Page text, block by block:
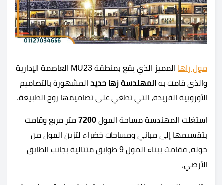
مول زاها
المميز الذي يقع بمنطقة MU23 العاصمة الإدارية
والذي قامت به المهندسة زها حديد المشهورة بالتصاميم
الأوروبية الفريدة، التي تطغي على تصاميمها روح الطبيعة.
استغلت المهندسة مساحة المول 7200 متر مربع وقامت
بتقسيمها إلى مباني ومساحات خضراء لتزين المول من
حوله، فقامت ببناء المول 9 طوابق متتالية بجانب الطابق
الأرضي،